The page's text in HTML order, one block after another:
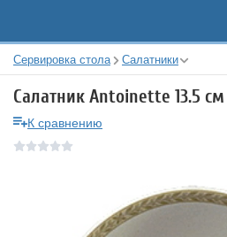
Сервировка стола Салатники
Салатник Antoinette 13.5
К сравнению